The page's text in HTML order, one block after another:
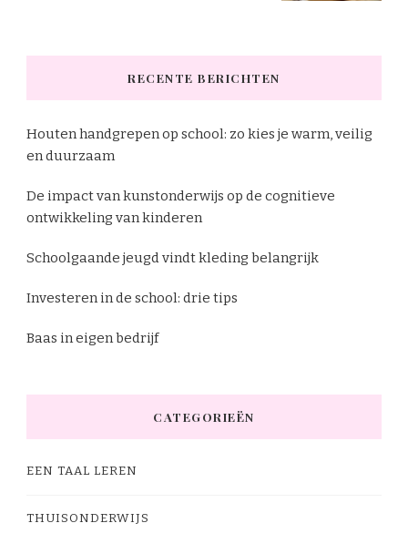
RECENTE BERICHTEN
Houten handgrepen op school: zo kies je warm, veilig
en duurzaam
De impact van kunstonderwijs op de cognitieve
ontwikkeling van kinderen
Schoolgaande jeugd vindt kleding belangrijk
Investeren in de school: drie tips
Baas in eigen bedrijf
CATEGORIEËN
EEN TAAL LEREN
THUISONDERWIJS